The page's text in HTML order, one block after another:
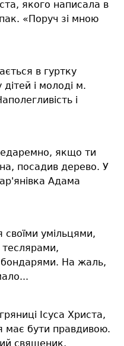
якого написала в
«Поруч зі мною
в гуртку
і молоді м.
і
якщо ти
посадив дерево. У
Адама
своїми умільцями,
На жаль,
Ісуса Христа,
має бути правдивою.
священик,